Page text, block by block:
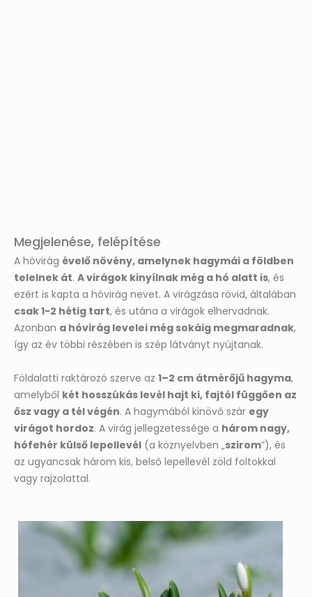
Megjelenése, felépítése
A hóvirág évelő növény, amelynek hagymái a földben
telelnek át. A virágok kinyílnak még a hó alatt is, és
ezért is kapta a hóvirág nevet. A virágzása rövid, általában
csak 1-2 hétig tart, és utána a virágok elhervadnak.
Azonban a hóvirág levelei még sokáig megmaradnak,
így az év többi részében is szép látványt nyújtanak.
Földalatti raktározó szerve az 1–2 cm átmérőjű hagyma,
amelyből két hosszúkás levél hajt ki, fajtól függően az
ősz vagy a tél végén. A hagymából kinövő szár egy
virágot hordoz. A virág jellegzetessége a három nagy,
hófehér külső lepellevél (a köznyelvben „szirom”), és
az ugyancsak három kis, belső lepellevél zöld foltokkal
vagy rajzolattal.